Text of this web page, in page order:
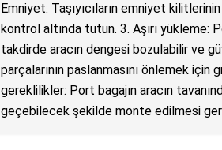
Emniyet: Taşıyıcıların emniyet
kontrol altında tutun. 3. Aşırı yükleme:
takdirde aracın dengesi bozulabilir ve
parçalarının paslanmasını önlemek için
gereklilikler: Port bagajın aracın
geçebilecek şekilde monte edilmesi